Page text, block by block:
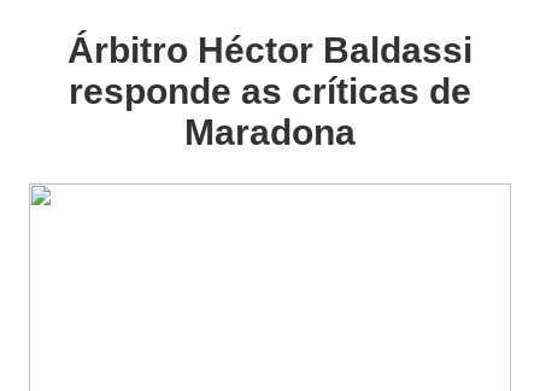
Árbitro Héctor Baldassi
responde as críticas de
Maradona